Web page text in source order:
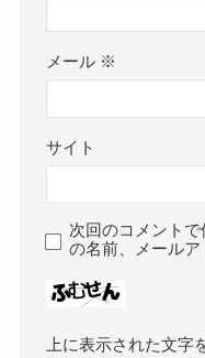
メール ※
サイト
次回のコメント
の名前、メールア
上に表示された文字